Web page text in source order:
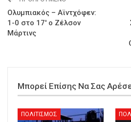
Ολυμπιακός – Αϊντχόφεν:
1-0 στο 17′ ο Ζέλσον
Μάρτινς
Μπορεί Επίσης Να Σας
ΠΟΛΙΤΙΣΜΟΣ